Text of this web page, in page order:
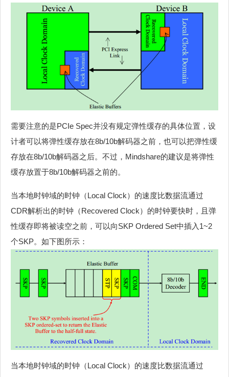
需要注意的是PCIe Spec并没有规定弹性缓存的具体位置，设
计者可以将弹性缓存放在8b/10b解码器之前，也可以把弹性缓
存放在8b/10b解码器之后。不过，Mindshare的建议是将弹性
缓存放置于8b/10b解码器之前的。
当本地时钟域的时钟（Local Clock）的速度比数据流通过
CDR解析出的时钟（Recovered Clock）的时钟要快时，且弹
性缓存即将被读空之前，可以向SKP Ordered Set中插入1~2
个SKP。如下图所示：
当本地时钟域的时钟（Local Clock）的速度比数据流通过